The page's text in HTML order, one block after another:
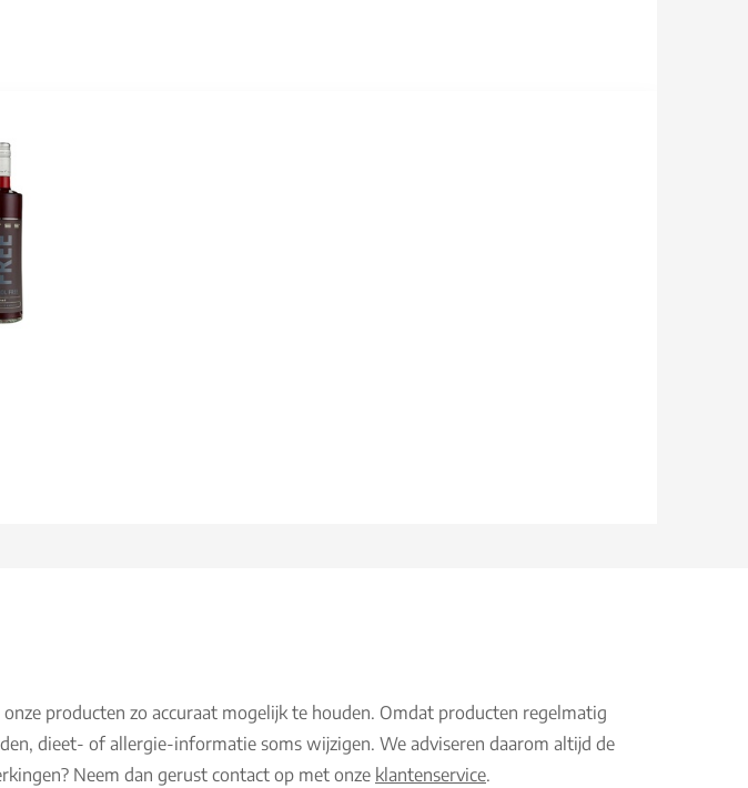
producten zo accuraat mogelijk te houden. Omdat producten regelmatig
dieet- of allergie-informatie soms wijzigen. We adviseren daarom altijd de
Neem dan gerust contact op met onze klantenservice.